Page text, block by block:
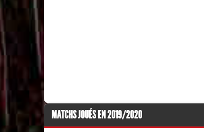
MATCHS JOUÉS EN 2019/2020